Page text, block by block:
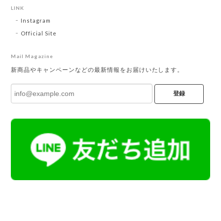
LINK
Instagram
Official Site
Mail Magazine
新商品やキャンペーンなどの最新情報をお届けいたします。
登録